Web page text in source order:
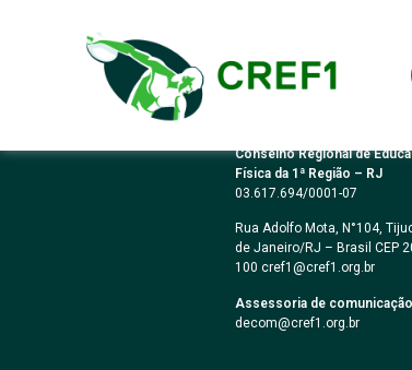
Lei Municipal
Conselho Regional de
Física da 1ª Região – RJ
03.617.694/0001-07
Rua Adolfo Mota, N°104,
de Janeiro/RJ – Brasil CEP
100 cref1@cref1.org.br
Assessoria de
decom@cref1.org.br